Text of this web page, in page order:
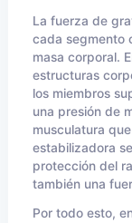
La fuerza de
cada segmento
masa corporal.
estructuras
los miembros
una presión de
musculatura
estabilizadora
protección del
también una
Por todo esto,